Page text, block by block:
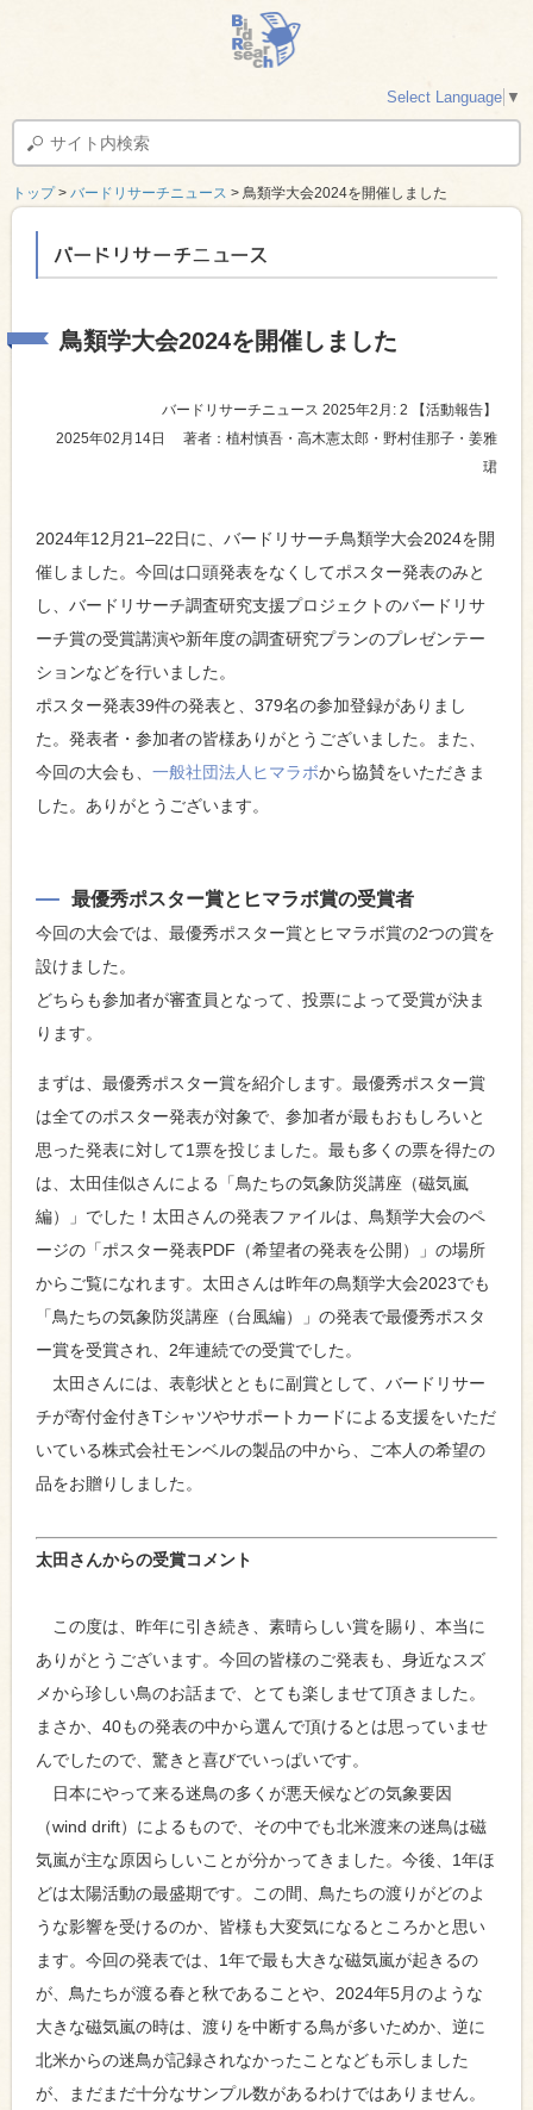
トップ> バードリサーチニュース > 鳥類学大会2024を開催しました
鳥類学大会2024を開催しました
バードリサーチニュース 2025年2月: 2
【活動報告】
2025年02月14日
著者：植村慎吾・高木憲太郎・野村佳那子・姜雅
珺
2024年12月21–22日に、バードリサーチ鳥類学大会2024を開
催しました。今回は口頭発表をなくしてポスター発表のみと
し、バードリサーチ調査研究支援プロジェクトのバードリサ
ーチ賞の受賞講演や新年度の調査研究プランのプレゼンテー
ションなどを行いました。
ポスター発表39件の発表と、379名の参加登録がありまし
た。発表者・参加者の皆様ありがとうございました。また、
今回の大会も、 一般社団法人ヒマラボから協賛をいただきま
した。ありがとうございます。
最優秀ポスター賞とヒマラボ賞の受賞者
今回の大会では、最優秀ポスター賞とヒマラボ賞の2つの賞を
設けました。
どちらも参加者が審査員となって、投票によって受賞が決ま
ります。
まずは、最優秀ポスター賞を紹介します。最優秀ポスター賞
は全てのポスター発表が対象で、参加者が最もおもしろいと
思った発表に対して1票を投じました。最も多くの票を得たの
は、太田佳似さんによる「鳥たちの気象防災講座（磁気嵐
編）」でした！太田さんの発表ファイルは、鳥類学大会のペ
ージの「ポスター発表PDF（希望者の発表を公開）」の場所
からご覧になれます。太田さんは昨年の鳥類学大会2023でも
「鳥たちの気象防災講座（台風編）」の発表で最優秀ポスタ
ー賞を受賞され、2年連続での受賞でした。
太田さんには、表彰状とともに副賞として、バードリサー
チが寄付金付きTシャツやサポートカードによる支援をいただ
いている株式会社モンベルの製品の中から、ご本人の希望の
品をお贈りしました。
太田さんからの受賞コメント
この度は、昨年に引き続き、素晴らしい賞を賜り、本当に
ありがとうございます。今回の皆様のご発表も、身近なスズ
メから珍しい鳥のお話まで、とても楽しませて頂きました。
まさか、40もの発表の中から選んで頂けるとは思っていませ
んでしたので、驚きと喜びでいっぱいです。
日本にやって来る迷鳥の多くが悪天候などの気象要因
（wind drift）によるもので、その中でも北米渡来の迷鳥は磁
気嵐が主な原因らしいことが分かってきました。今後、1年ほ
どは太陽活動の最盛期です。この間、鳥たちの渡りがどのよ
うな影響を受けるのか、皆様も大変気になるところかと思い
ます。今回の発表では、1年で最も大きな磁気嵐が起きるの
が、鳥たちが渡る春と秋であることや、2024年5月のような
大きな磁気嵐の時は、渡りを中断する鳥が多いためか、逆に
北米からの迷鳥が記録されなかったことなども示しました
が、まだまだ十分なサンプル数があるわけではありません。
Select Language ▼